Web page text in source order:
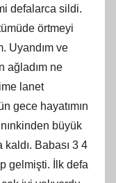
defalarca sildi.
örtmeyi
Uyandım ve
ağladım ne
lanet
gece hayatımın
büyük
Babası 3 4
gelmişti. İlk defa